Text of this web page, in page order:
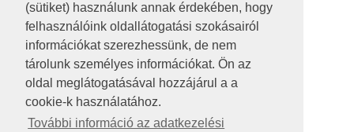
(sütiket) használunk annak érdekében, hogy
felhasználóink oldallátogatási szokásairól
információkat szerezhessünk, de nem
tárolunk személyes információkat. Ön az
oldal meglátogatásával hozzájárul a a
cookie-k használatához.
További információ az adatkezelési
A HONLAP 2017.03.31-I ÁLLAPOTA
JOGI NYILATKOZAT
IMPRESSZUM